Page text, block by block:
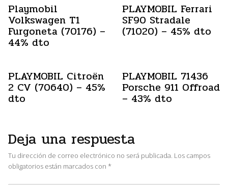
Playmobil
Volkswagen T1
Furgoneta (70176) –
44% dto
PLAYMOBIL Ferrari
SF90 Stradale
(71020) – 45% dto
PLAYMOBIL Citroën
2 CV (70640) – 45%
dto
PLAYMOBIL 71436
Porsche 911 Offroad
– 43% dto
Deja una respuesta
Tu dirección de correo electrónico no será publicada. Los campos
obligatorios están marcados con *